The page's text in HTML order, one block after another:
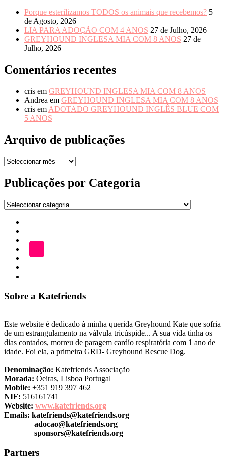
Porque esterilizamos TODOS os animais que recebemos? 5
de Agosto, 2026
LIA PARA ADOÇÃO COM 4 ANOS 27 de Julho, 2026
GREYHOUND INGLESA MIA COM 8 ANOS 27 de
Julho, 2026
Comentários recentes
cris em GREYHOUND INGLESA MIA COM 8 ANOS
Andrea em GREYHOUND INGLESA MIA COM 8 ANOS
cris em ADOTADO GREYHOUND INGLÊS BLUE COM
5 ANOS
Arquivo de publicações
Arquivo
publicações
Publicações por Categoria
Publicações
Categoria
ADOÇÃO
LOJA
Sobre a Katefriends
Este website é dedicado à minha querida Greyhound Kate que sofria
de um estrangulamento na válvula tricúspide... A sua vida tinha os
dias contados, morreu de paragem cardío respiratória com 1 ano de
idade. Foi ela, a primeira GRD- Greyhound Rescue Dog.
Denominação: Katefriends Associação
Morada: Oeiras, Lisboa Portugal
Mobile: +351 919 397 462
NIF: 516161741
Website: www.katefriends.org
Emails: katefriends@katefriends.org
adocao@katefriends.org
sponsors@katefriends.org
Partners